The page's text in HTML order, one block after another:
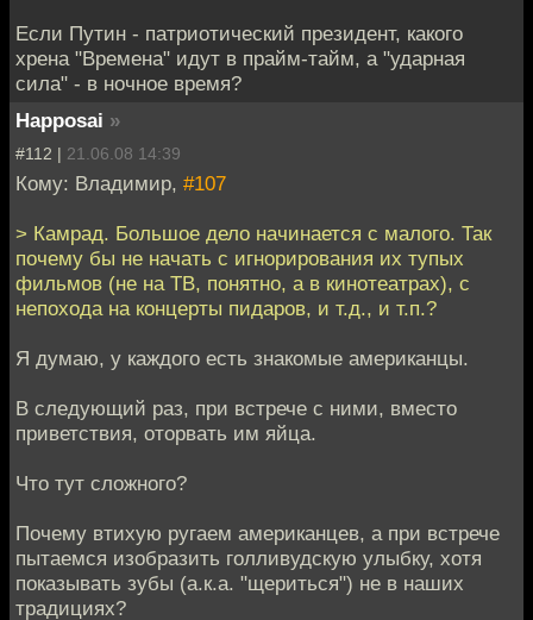
Если Путин - патриотический президент, какого
хрена "Времена" идут в прайм-тайм, а "ударная
сила" - в ночное время?
Happosai »
#112 | 21.06.08 14:39
Кому: Владимир, #107
> Камрад. Большое дело начинается с малого. Так
почему бы не начать с игнорирования их тупых
фильмов (не на ТВ, понятно, а в кинотеатрах), с
непохода на концерты пидаров, и т.д., и т.п.?
Я думаю, у каждого есть знакомые американцы.
В следующий раз, при встрече с ними, вместо
приветствия, оторвать им яйца.
Что тут сложного?
Почему втихую ругаем американцев, а при встрече
пытаемся изобразить голливудскую улыбку, хотя
показывать зубы (а.к.а. "щериться") не в наших
традициях?